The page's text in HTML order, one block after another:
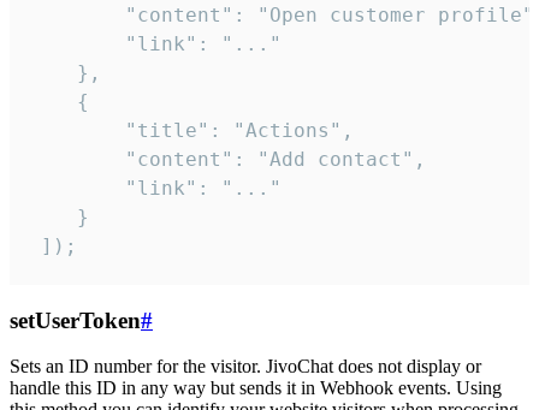
"content": "Open customer
        "link": "..."
    },
    {
        "title": "Actions",
        "content": "Add contact",
        "link": "..."
    }
]);
setUserToken#
Sets an ID number for the visitor. JivoChat does not display or
handle this ID in any way but sends it in Webhook events. Using